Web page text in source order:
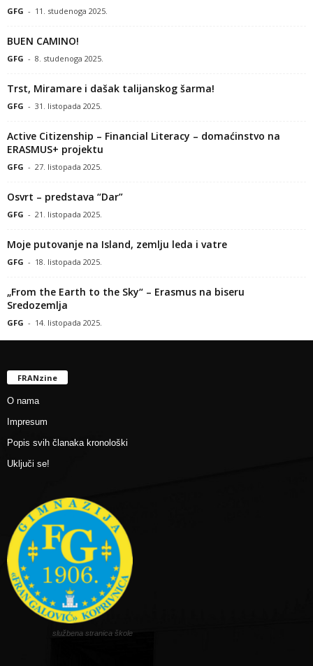
GFG - 11. studenoga 2025.
BUEN CAMINO!
GFG - 8. studenoga 2025.
Trst, Miramare i dašak talijanskog šarma!
GFG - 31. listopada 2025.
Active Citizenship – Financial Literacy – domaćinstvo na
ERASMUS+ projektu
GFG - 27. listopada 2025.
Osvrt – predstava “Dar”
GFG - 21. listopada 2025.
Moje putovanje na Island, zemlju leda i vatre
GFG - 18. listopada 2025.
„From the Earth to the Sky“ – Erasmus na biseru
Sredozemlja
GFG - 14. listopada 2025.
FRANzine
O nama
Impresum
Popis svih članaka kronološki
Uključi se!
službena stranica škole